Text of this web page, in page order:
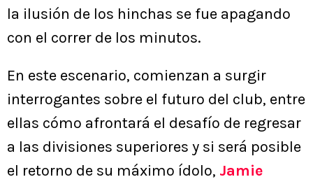
la ilusión de los hinchas se fue apagando
con el correr de los minutos.
En este escenario, comienzan a surgir
interrogantes sobre el futuro del club, entre
ellas cómo afrontará el desafío de regresar
a las divisiones superiores y si será posible
el retorno de su máximo ídolo, Jamie